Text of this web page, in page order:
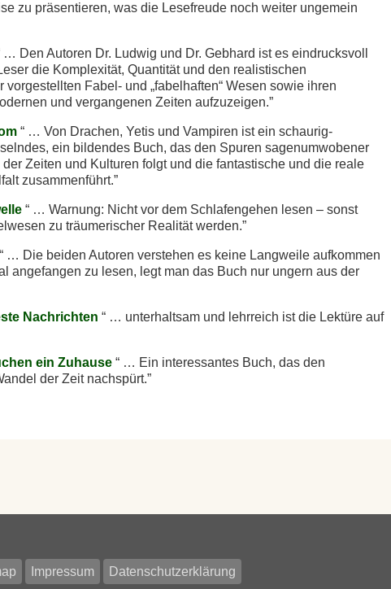
zu präsentieren, was die Lesefreude noch weiter ungemein
… Den Autoren Dr. Ludwig und Dr. Gebhard ist es eindrucksvoll
die Komplexität, Quantität und den realistischen
vorgestellten Fabel- und „fabelhaften“ Wesen sowie ihren
und vergangenen Zeiten aufzuzeigen.
… Von Drachen, Yetis und Vampiren ist ein schaurig-
ein bildendes Buch, das den Spuren sagenumwobener
Zeiten und Kulturen folgt und die fantastische und die reale
zusammenführt.
… Warnung: Nicht vor dem Schlafengehen lesen – sonst
zu träumerischer Realität werden.
… Die beiden Autoren verstehen es keine Langweile aufkommen
angefangen zu lesen, legt man das Buch nur ungern aus der
Nachrichten … unterhaltsam und lehrreich ist die Lektüre auf
ein Zuhause … Ein interessantes Buch, das den
der Zeit nachspürt.
Impressum Datenschutzerklärung